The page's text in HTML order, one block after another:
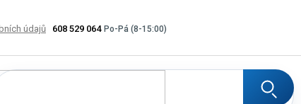
608 529 064
údajů Výměna, vrácení a reklamace zboží